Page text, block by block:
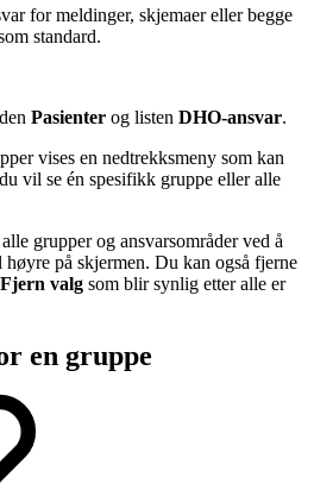
for meldinger, skjemaer eller begge
standard.
Pasienter og listen DHO-ansvar.
vises en nedtrekksmeny som kan
vil se én spesifikk gruppe eller alle
grupper og ansvarsområder ved å
høyre på skjermen. Du kan også fjerne
Fjern valg som blir synlig etter alle er
en gruppe